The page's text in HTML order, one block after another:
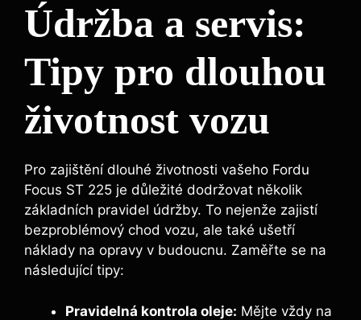
Údržba a servis:
Tipy pro dlouhou
životnost vozu
Pro zajištění dlouhé životnosti vašeho Fordu
Focus ST 225 je důležité dodržovat několik
základních pravidel údržby. To nejenže zajistí
bezproblémový chod vozu, ale také ušetří
náklady na opravy v budoucnu. Zaměřte se na
následující tipy:
Pravidelná kontrola oleje: Mějte vždy na